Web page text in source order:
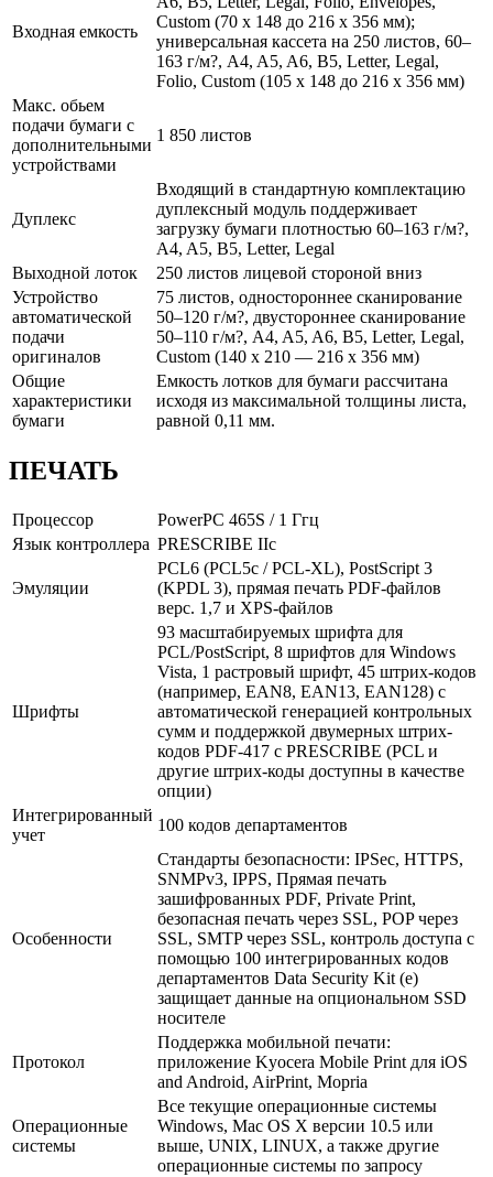
Входная емкость
Custom (70 x 148 до 216 x 356 мм);
универсальная кассета на 250 листов, 60–
163 г/м?, A4, A5, A6, B5, Letter, Legal,
Folio, Custom (105 x 148 до 216 x 356 мм)
Макс. обьем
подачи бумаги с
дополнительными
устройствами
1 850 листов
Дуплекс
Входящий в стандартную комплектацию
дуплексный модуль поддерживает
загрузку бумаги плотностью 60–163 г/м?,
A4, A5, B5, Letter, Legal
Выходной лоток
250 листов лицевой стороной вниз
Устройство
автоматической
подачи
оригиналов
75 листов, одностороннее сканирование
50–120 г/м?, двустороннее сканирование
50–110 г/м?, A4, A5, A6, B5, Letter, Legal,
Custom (140 x 210 — 216 x 356 мм)
Общие
характеристики
бумаги
Емкость лотков для бумаги рассчитана
исходя из максимальной толщины листа,
равной 0,11 мм.
ПЕЧАТЬ
Процессор
PowerPC 465S / 1 Ггц
Язык контроллера PRESCRIBE IIc
Эмуляции
PCL6 (PCL5c / PCL-XL), PostScript 3
(KPDL 3), прямая печать PDF-файлов
верс. 1,7 и XPS-файлов
Шрифты
93 масштабируемых шрифта для
PCL/PostScript, 8 шрифтов для Windows
Vista, 1 растровый шрифт, 45 штрих-кодов
(например, EAN8, EAN13, EAN128) с
автоматической генерацией контрольных
сумм и поддержкой двумерных штрих-
кодов PDF-417 с PRESCRIBE (PCL и
другие штрих-коды доступны в качестве
опции)
Интегрированный
учет
100 кодов департаментов
Особенности
Стандарты безопасности: IPSec, HTTPS,
SNMPv3, IPPS, Прямая печать
зашифрованных PDF, Private Print,
безопасная печать через SSL, POP через
SSL, SMTP через SSL, контроль доступа с
помощью 100 интегрированных кодов
департаментов Data Security Kit (e)
защищает данные на опциональном SSD
носителе
Протокол
Поддержка мобильной печати:
приложение Kyocera Mobile Print для iOS
and Android, AirPrint, Mopria
Операционные
системы
Все текущие операционные системы
Windows, Mac OS X версии 10.5 или
выше, UNIX, LINUX, а также другие
операционные системы по запросу